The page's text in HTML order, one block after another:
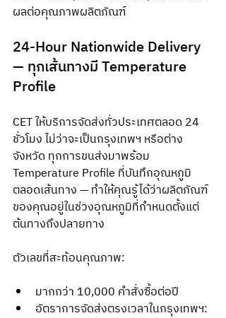
ผลต่อคุณภาพผลิตภัณฑ์
24-Hour Nationwide Delivery
— ทุกเส้นทางมี Temperature
Profile
CET ให้บริการจัดส่งทั่วประเทศตลอด 24
ชั่วโมง ไม่ว่าจะเป็นกรุงเทพฯ หรือต่าง
จังหวัด ทุกการขนส่งมาพร้อม
Temperature Profile ที่บันทึกอุณหภูมิ
ตลอดเส้นทาง — ทำให้คุณรู้ได้ว่าผลิตภัณฑ์
ของคุณอยู่ในช่วงอุณหภูมิที่กำหนดตั้งแต่
ต้นทางถึงปลายทาง
ตัวเลขที่สะท้อนคุณภาพ:
มากกว่า 10,000 คำสั่งซื้อต่อปี
อัตราการจัดส่งตรงเวลาในกรุงเทพฯ: